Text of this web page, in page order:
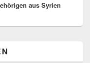
aus Syrien